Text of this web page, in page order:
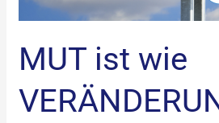
MUT ist wie